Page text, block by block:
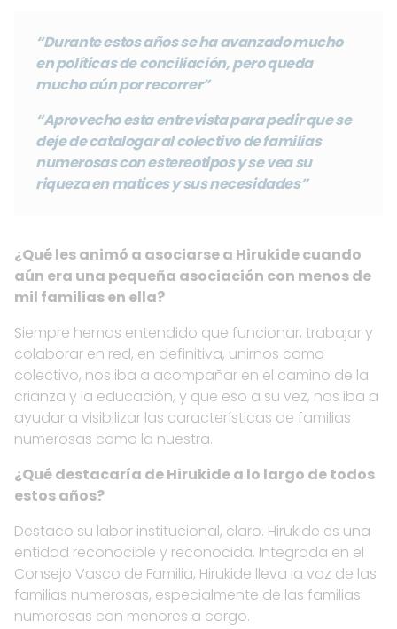
“Durante estos años se ha avanzado mucho
en políticas de conciliación, pero queda
mucho aún por recorrer”
“Aprovecho esta entrevista para pedir que se
deje de catalogar al colectivo de familias
numerosascon estereotiposy se vea su
riqueza en matices y sus necesidades”
¿Qué les animó a asociarse a Hirukide cuando
aún era una pequeña asociación con menos de
mil familias en ella?
Siempre hemos entendido que funcionar, trabajar y
colaborar en red, en definitiva, unirnos como
colectivo, nos iba a acompañar en el camino de la
crianza y la educación, y que eso a su vez, nos iba a
ayudar a visibilizar las características de familias
numerosas como la nuestra.
¿Qué destacaría de Hirukide a lo largo de todos
estos años?
Destaco su labor institucional, claro. Hirukide es una
entidad reconocible y reconocida. Integrada en el
Consejo Vasco de Familia, Hirukide lleva la voz de las
familias numerosas, especialmente de las familias
numerosas con menores a cargo.